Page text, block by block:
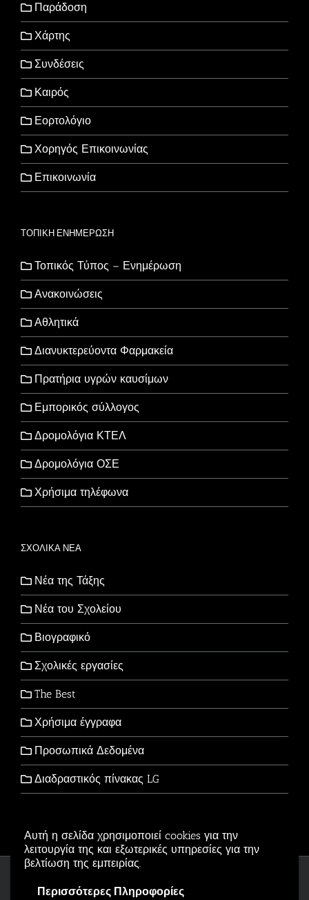
Αυτή η σελίδα χρησιμοποιεί cookies για την
λειτουργία της και εξωτερικές υπηρεσίες για την
βελτίωση της εμπειρίας.
Περισσότερες Πληροφορίες
Παράδοση
Χάρτης
Συνδέσεις
Καιρός
Εορτολόγιο
Χορηγός Επικοινωνίας
Επικοινωνία
ΤΟΠΙΚΗ ΕΝΗΜΕΡΩΣΗ
Τοπικός Τύπος – Ενημέρωση
Ανακοινώσεις
Αθλητικά
Διανυκτερεύοντα Φαρμακεία
Πρατήρια υγρών καυσίμων
Εμπορικός σύλλογος
Δρομολόγια ΚΤΕΛ
Δρομολόγια ΟΣΕ
Χρήσιμα τηλέφωνα
ΣΧΟΛΙΚΑ ΝΕΑ
Νέα της Τάξης
Νέα του Σχολείου
Βιογραφικό
Σχολικές εργασίες
The Best
Χρήσιμα έγγραφα
Προσωπικά Δεδομένα
Διαδραστικός πίνακας LG
Αρβανιτίδης Θεόδωρος Powered by